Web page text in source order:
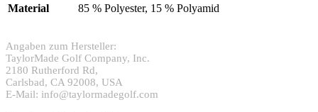
Material
85 % Polyester, 15 % Polyamid
Angaben zum Hersteller:
TaylorMade Golf Company, Inc.
2180 Rutherford Rd,
Carlsbad, CA 92008, USA
E-Mail: info@taylormadegolf.com